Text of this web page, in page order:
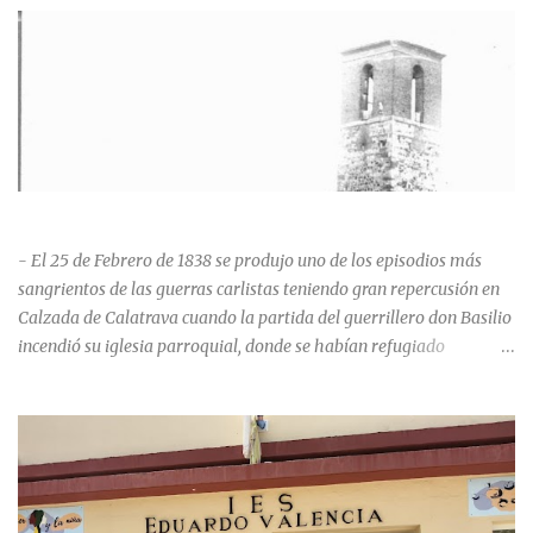
- El 25 de Febrero de 1838 se produjo uno de los episodios más
sangrientos de las guerras carlistas teniendo gran repercusión en
Calzada de Calatrava cuando la partida del guerrillero don Basilio
incendió su iglesia parroquial, donde se habían refugiado
población se inclinó por el bando Carlista. Según Madoz, murieron
163 personas que "se defendieron heroicamente muriendo como
nuevos numantinos, siendo presa de las llamas todo ese crecido
número de españoles de uno y otro sexo, dignos de mejor suerte y